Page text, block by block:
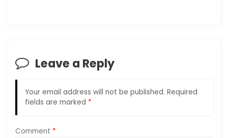
i
g
t
Leave a Reply
Your email address will not be published. Required
fields are marked *
Comment *